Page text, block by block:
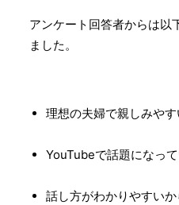
アンケート回答者からは以
ました。
理想の夫婦で親しみやす
YouTubeで話題になっ
話し方がわかりやすいか